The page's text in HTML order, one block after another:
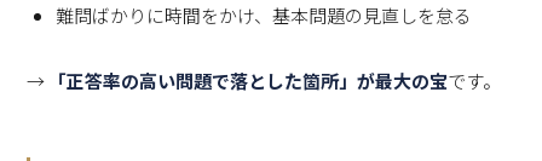
難問ばかりに時間をかけ、基本問題の見直しを怠る
→ 「正答率の高い問題で落とした箇所」が最大の宝です。